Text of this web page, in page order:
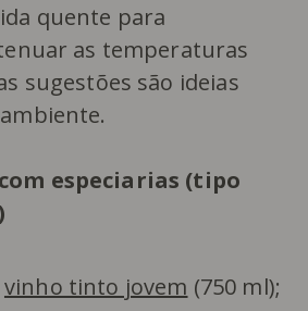
quente para
as temperaturas
sugestões são ideias
especiarias (tipo
vinho tinto jovem (750 ml);